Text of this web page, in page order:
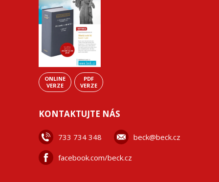
ONLINE
VERZE
PDF
VERZE
KONTAKTUJTE NÁS
733 734 348 beck@beck.cz
facebook.com/beck.cz